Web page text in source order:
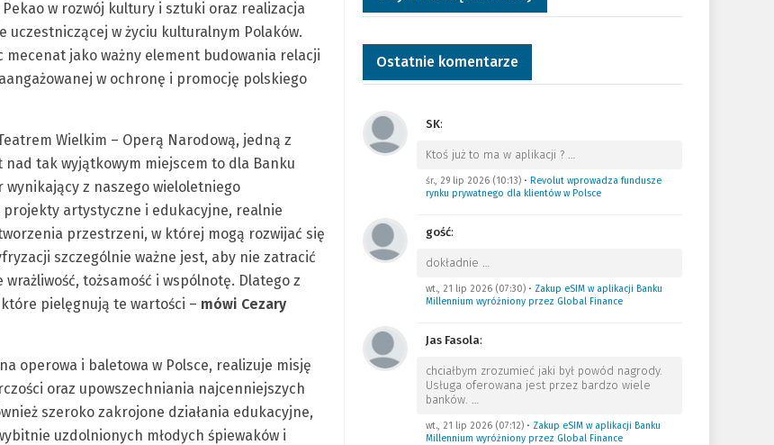
w rozwój kultury i sztuki oraz realizacja
w życiu kulturalnym Polaków.
jako ważny element budowania relacji
w ochronę i promocję polskiego
Wielkim – Operą Narodową, jedną z
tak wyjątkowym miejscem to dla Banku
wynikający z naszego wieloletniego
artystyczne i edukacyjne, realnie
przestrzeni, w której mogą rozwijać się
szczególnie ważne jest, aby nie zatracić
tożsamość i wspólnotę. Dlatego z
pielęgnują te wartości – mówi Cezary
operowa i baletowa w Polsce, realizuje misję
oraz upowszechniania najcenniejszych
szeroko zakrojone działania edukacyjne,
uzdolnionych młodych śpiewaków i
Ostatnie komentarze
SK:
Ktoś już to ma w aplikacji ? …
śr., 29 lip 2026 (10:13)• Revolut wprowadza fundusze
rynku prywatnego dla klientów w Polsce
gość:
dokładnie …
wt., 21 lip 2026 (07:30)• Zakup eSIM w aplikacji Banku
Millennium wyróżniony przez Global Finance
Jas Fasola:
chciałbym zrozumieć jaki był powód nagrody.
Usługa oferowana jest przez bardzo wiele
banków. …
wt., 21 lip 2026 (07:12)• Zakup eSIM w aplikacji Banku
Millennium wyróżniony przez Global Finance